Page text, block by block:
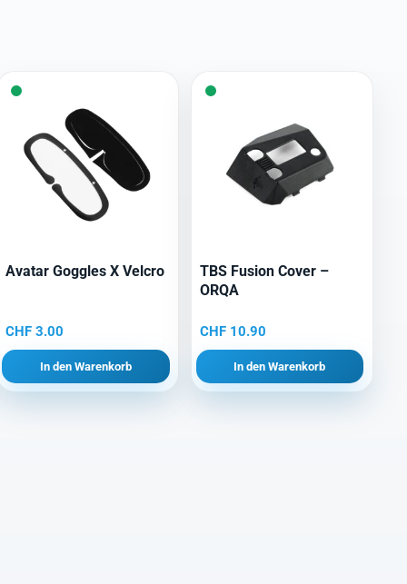
Avatar Goggles X Velcro
CHF 3.00
In den Warenkorb
TBS Fusion Cover –
ORQA
CHF10.90
In den Warenkorb